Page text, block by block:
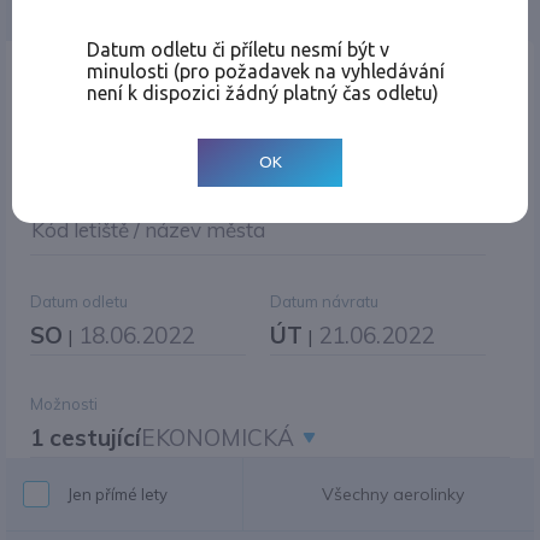
Místo odletu
Kód letiště / název města
Datum odletu
SO | 18.06.2022
Datum návratu
ÚT | 21.06.2022
Možnosti
1 cestujícíEKONOMICKÁ
Jen přímé lety Všechny aerolinky
Datum odletu či příletu nesmí být v
minulosti (pro požadavek na vyhledávání
není k dispozici žádný platný čas odletu)
OK